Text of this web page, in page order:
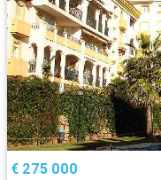
€ 275 000